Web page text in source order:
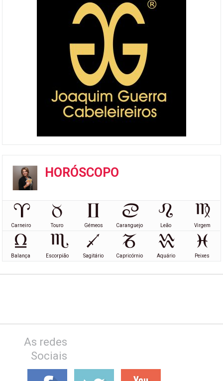
HORÓSCOPO
Carneiro Touro Gémeos Caranguejo Leão Virgem
Balança Escorpião Sagitário Capricórnio Aquário Peixes
As redes
Sociais